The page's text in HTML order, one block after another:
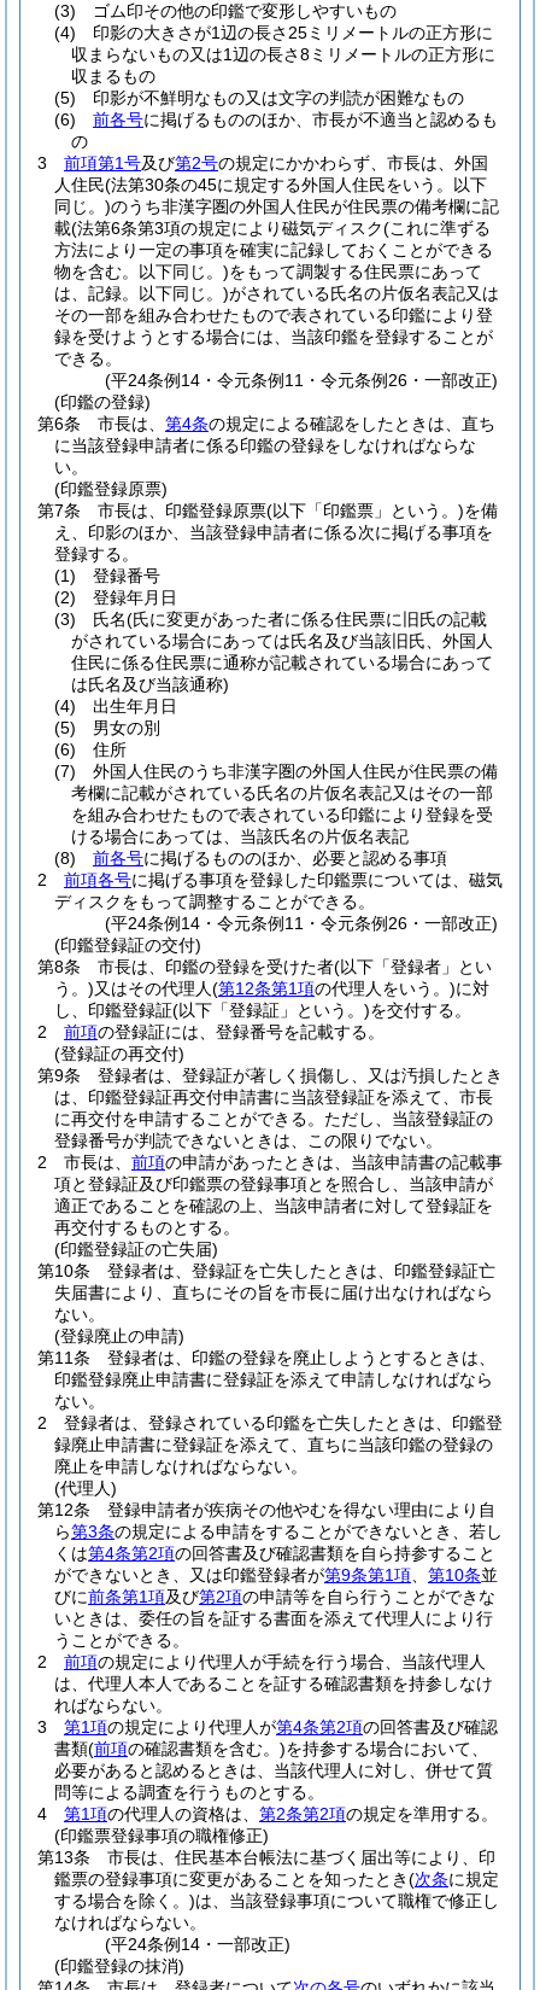
(3)
ゴム印その他の印鑑で変形しやすいもの
(4)
印影の大きさが1辺の長さ25ミリメートルの正方形に
収まらないもの又は1辺の長さ8ミリメートルの正方形に
収まるもの
(5)
印影が不鮮明なもの又は文字の判読が困難なもの
(6)
前各号に掲げるもののほか、市長が不適当と認めるも
の
3
前項第1号及び第2号の規定にかかわらず、市長は、外国
人住民(法第30条の45に規定する外国人住民をいう。以下
同じ。)のうち非漢字圏の外国人住民が住民票の備考欄に記
載(法第6条第3項の規定により磁気ディスク(これに準ずる
方法により一定の事項を確実に記録しておくことができる
物を含む。以下同じ。)をもって調製する住民票にあって
は、記録。以下同じ。)がされている氏名の片仮名表記又は
その一部を組み合わせたもので表されている印鑑により登
録を受けようとする場合には、当該印鑑を登録することが
できる。
(平24条例14・令元条例11・令元条例26・一部改正)
(印鑑の登録)
第6条
市長は、 第4条の規定による確認をしたときは、直ち
に当該登録申請者に係る印鑑の登録をしなければならな
い。
(印鑑登録原票)
第7条
市長は、印鑑登録原票(以下「印鑑票」という。)を備
え、印影のほか、当該登録申請者に係る次に掲げる事項を
登録する。
(1)
登録番号
(2)
登録年月日
(3)
氏名(氏に変更があった者に係る住民票に旧氏の記載
がされている場合にあっては氏名及び当該旧氏、外国人
住民に係る住民票に通称が記載されている場合にあって
は氏名及び当該通称)
(4)
出生年月日
(5)
男女の別
(6)
住所
(7)
外国人住民のうち非漢字圏の外国人住民が住民票の備
考欄に記載がされている氏名の片仮名表記又はその一部
を組み合わせたもので表されている印鑑により登録を受
ける場合にあっては、当該氏名の片仮名表記
(8)
前各号に掲げるもののほか、必要と認める事項
2
前項各号に掲げる事項を登録した印鑑票については、磁気
ディスクをもって調整することができる。
(平24条例14・令元条例11・令元条例26・一部改正)
(印鑑登録証の交付)
第8条
市長は、印鑑の登録を受けた者(以下「登録者」とい
う。)又はその代理人(第12条第1項の代理人をいう。)に対
し、印鑑登録証(以下「登録証」という。)を交付する。
2
前項の登録証には、登録番号を記載する。
(登録証の再交付)
第9条
登録者は、登録証が著しく損傷し、又は汚損したとき
は、印鑑登録証再交付申請書に当該登録証を添えて、市長
に再交付を申請することができる。 ただし、当該登録証の
登録番号が判読できないときは、この限りでない。
2
市長は、 前項の申請があったときは、当該申請書の記載事
項と登録証及び印鑑票の登録事項とを照合し、当該申請が
適正であることを確認の上、当該申請者に対して登録証を
再交付するものとする。
(印鑑登録証の亡失届)
第10条
登録者は、登録証を亡失したときは、印鑑登録証亡
失届書により、直ちにその旨を市長に届け出なければなら
ない。
(登録廃止の申請)
第11条
登録者は、印鑑の登録を廃止しようとするときは、
印鑑登録廃止申請書に登録証を添えて申請しなければなら
ない。
2
登録者は、登録されている印鑑を亡失したときは、印鑑登
録廃止申請書に登録証を添えて、直ちに当該印鑑の登録の
廃止を申請しなければならない。
(代理人)
第12条
登録申請者が疾病その他やむを得ない理由により自
ら第3条の規定による申請をすることができないとき、若し
くは第4条第2項の回答書及び確認書類を自ら持参すること
ができないとき、又は印鑑登録者が第9条第1項 第10条並
びに前条第1項及び第2項の申請等を自ら行うことができな
いときは、委任の旨を証する書面を添えて代理人により行
うことができる。
2
前項の規定により代理人が手続を行う場合、当該代理人
は、代理人本人であることを証する確認書類を持参しなけ
ればならない。
3
第1項の規定により代理人が第4条第2項の回答書及び確認
書類(前項の確認書類を含む。)を持参する場合において、
必要があると認めるときは、当該代理人に対し、併せて質
問等による調査を行うものとする。
4
第1項の代理人の資格は、 第2条第2項の規定を準用する。
(印鑑票登録事項の職権修正)
第13条
市長は、住民基本台帳法に基づく届出等により、印
鑑票の登録事項に変更があることを知ったとき(次条に規定
する場合を除く。)は、当該登録事項について職権で修正し
なければならない。
(平24条例14・一部改正)
(印鑑登録の抹消)